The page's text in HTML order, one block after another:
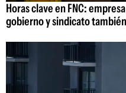
Horas clave en FNC:
gobierno y sindicato